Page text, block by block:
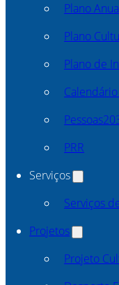
Plano
Plano
Plano de
PRR
Serviços
Serviços
Projetos
Projeto